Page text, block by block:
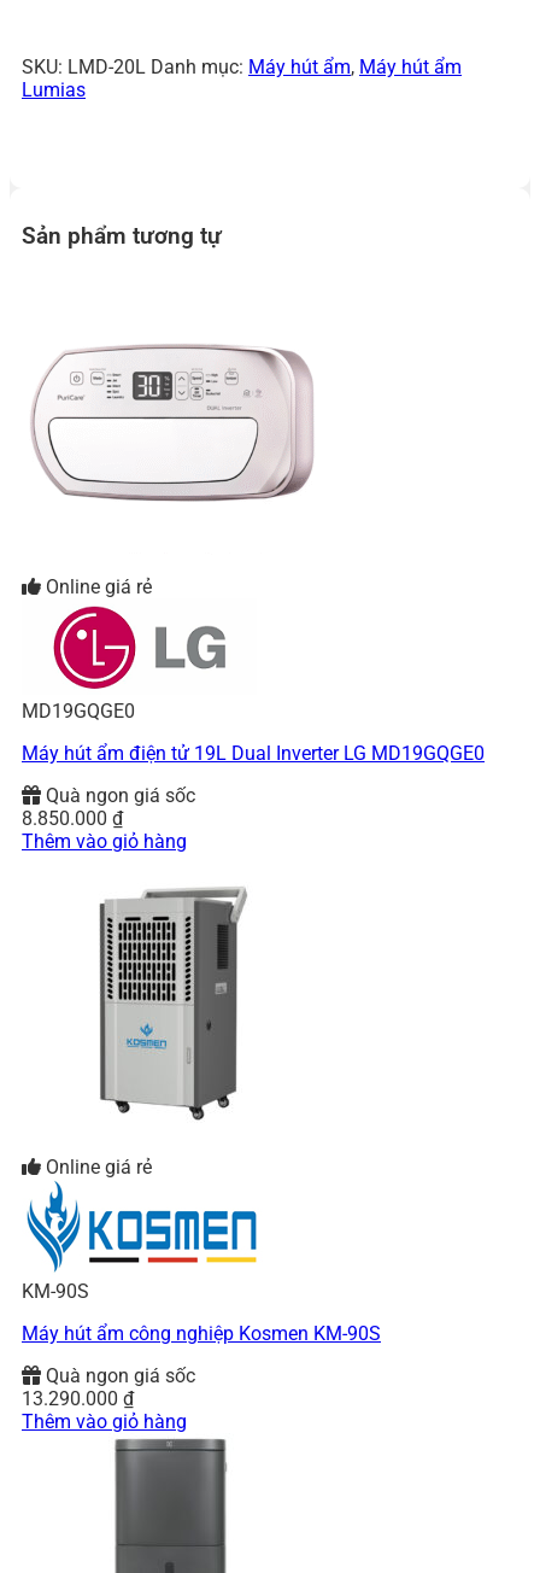
SKU: LMD-20L Danh mục: Máy hút ẩm, Máy hút ẩm
Lumias
Sản phẩm tương tự
Online giá rẻ
MD19GQGE0
Máy hút ẩm điện tử 19L Dual Inverter LG MD19GQGE0
Quà ngon giá sốc
8.850.000 ₫
Thêm vào giỏ hàng
Online giá rẻ
KM-90S
Máy hút ẩm công nghiệp Kosmen KM-90S
Quà ngon giá sốc
13.290.000 ₫
Thêm vào giỏ hàng